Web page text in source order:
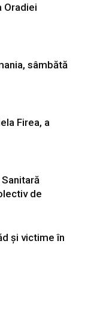
Oradiei
sâmbătă
Firea, a
de
și victime în